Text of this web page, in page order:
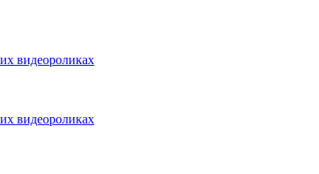
видеороликах
видеороликах